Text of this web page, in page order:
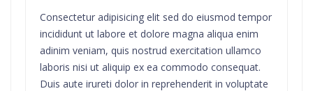
Consectetur adipisicing elit sed do eiusmod tempor
incididunt ut labore et dolore magna aliqua enim
adinim veniam, quis nostrud exercitation ullamco
laboris nisi ut aliquip ex ea commodo consequat.
Duis aute irureti dolor in reprehenderit in voluptate